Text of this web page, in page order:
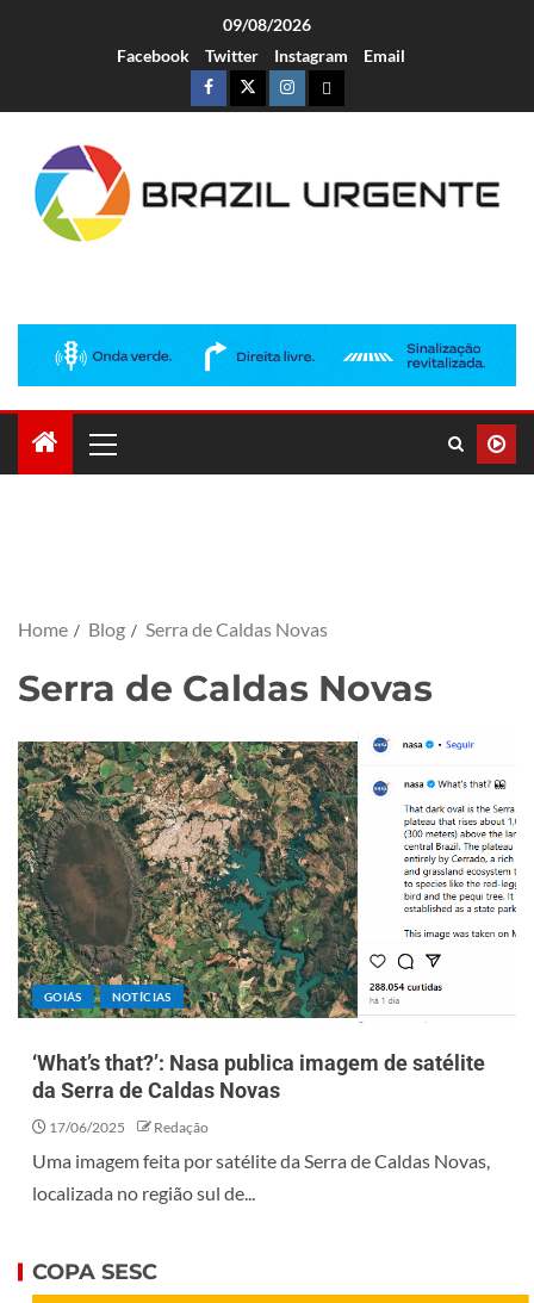
09/08/2026
Facebook
Twitter Instagram Email
Home Blog Serra de Caldas Novas
Serra de Caldas Novas
GOIÁS NOTÍCIAS
‘What’s that?’: Nasa publica imagem de satélite
da Serra de Caldas Novas
17/06/2025 Redação
Uma imagem feita por satélite da Serra de Caldas Novas,
localizada no região sul de...
COPA SESC